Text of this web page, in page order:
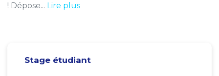
! Dépose... Lire plus
Stage étudiant